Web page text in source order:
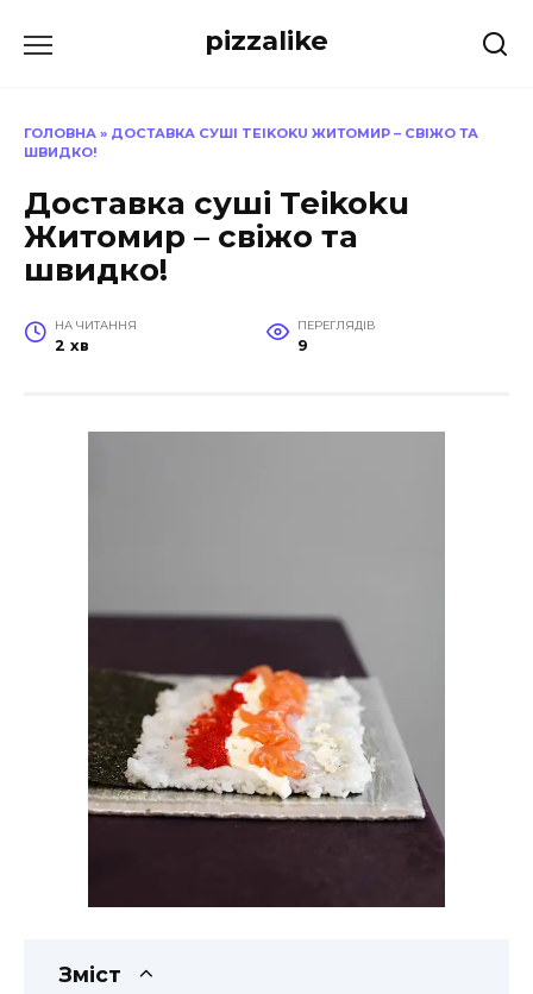
до
pizzalike
ГОЛОВНА » ДОСТАВКА СУШІ TEIKOKU ЖИТОМИР – СВІЖО ТА
ШВИДКО!
Доставка суші Teikoku
Житомир – свіжо та
швидко!
НА ЧИТАННЯ
2 хв
ПЕРЕГЛЯДІВ
9
Зміст